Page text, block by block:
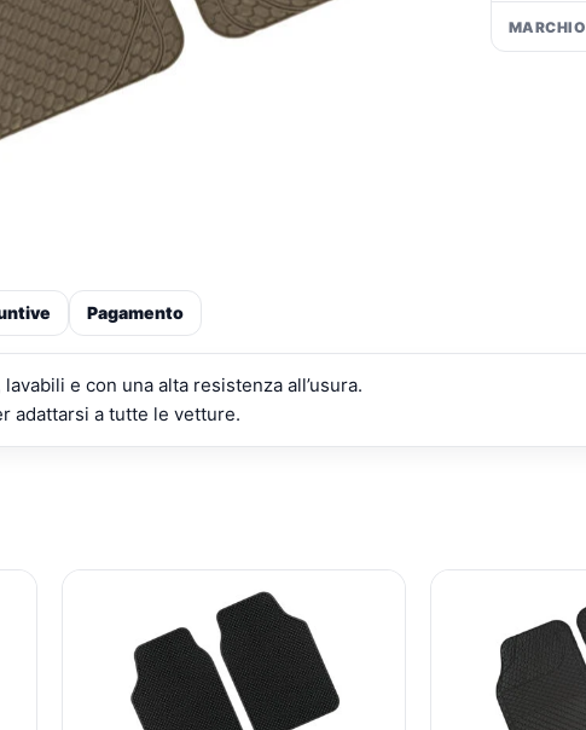
MARCHIO
Pagamento
e con una alta resistenza all’usura.
adattarsi a tutte le vetture.
PREZZO
ORIGINALE
ERA:
€43,68.
È:
€32,60.